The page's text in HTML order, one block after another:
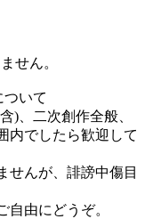
せん。
いて
)、二次創作全般、
内でしたら歓迎して
せんが、誹謗中傷目
由にどうぞ。